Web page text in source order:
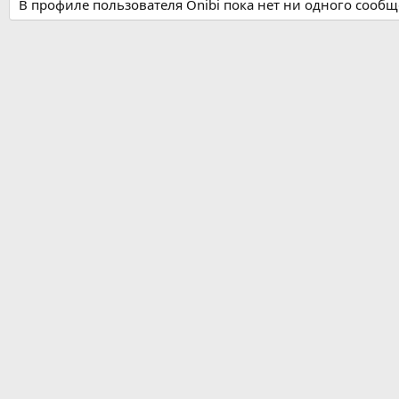
В профиле пользователя Onibi пока нет ни одного